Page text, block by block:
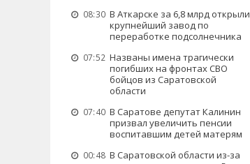
08:30 В Аткарске за 6,8 млрд открыли
крупнейший завод по
переработке подсолнечника
07:52 Названы имена трагически
погибших на фронтах СВО
бойцов из Саратовской
области
07:40 В Саратове депутат Калинин
призвал увеличить пенсии
воспитавшим детей матерям
00:48 В Саратовской области из-за